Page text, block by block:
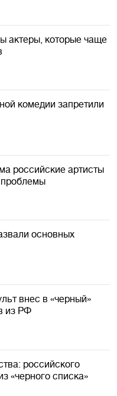
актеры, которые чаще
комедии запретили
российские артисты
проблемы
основных
внес в «черный»
из РФ
российского
«черного списка»